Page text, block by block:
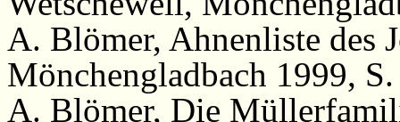
A. Blömer, Ahnenliste des
Mönchengladbach 1999,
A. Blömer, Die